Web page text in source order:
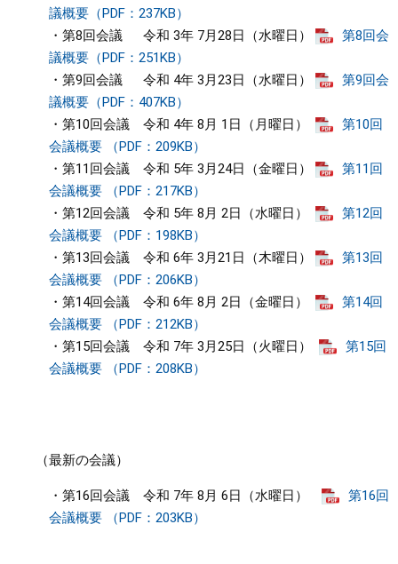
議概要（PDF：237KB）
・第8回会議 令和 3年 7月28日（水曜日）
第8回会
議概要（PDF：251KB）
・第9回会議 令和 4年 3月23日（水曜日）
第9回会
議概要（PDF：407KB）
・第10回会議 令和 4年 8月 1日（月曜日）
第10回
会議概要 （PDF：209KB）
・第11回会議 令和 5年 3月24日（金曜日）
第11回
会議概要 （PDF：217KB）
・第12回会議 令和 5年 8月 2日（水曜日）
第12回
会議概要 （PDF：198KB）
・第13回会議 令和 6年 3月21日（木曜日）
第13回
会議概要 （PDF：206KB）
・第14回会議 令和 6年 8月 2日（金曜日）
第14回
会議概要 （PDF：212KB）
・第15回会議 令和 7年 3月25日（火曜日）
第15回
会議概要 （PDF：208KB）
（最新の会議）
・第16回会議 令和 7年 8月 6日（水曜日）
第16回
会議概要 （PDF：203KB）